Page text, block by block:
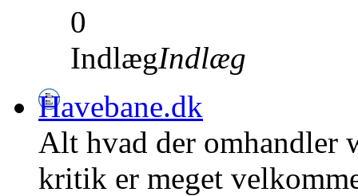
0
IndlægIndlæg
Havebane.dk
Alt hvad der omhandler
kritik er meget